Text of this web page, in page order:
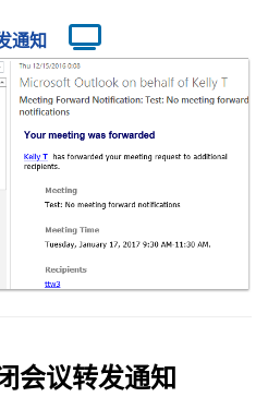
通知
会议转发通知